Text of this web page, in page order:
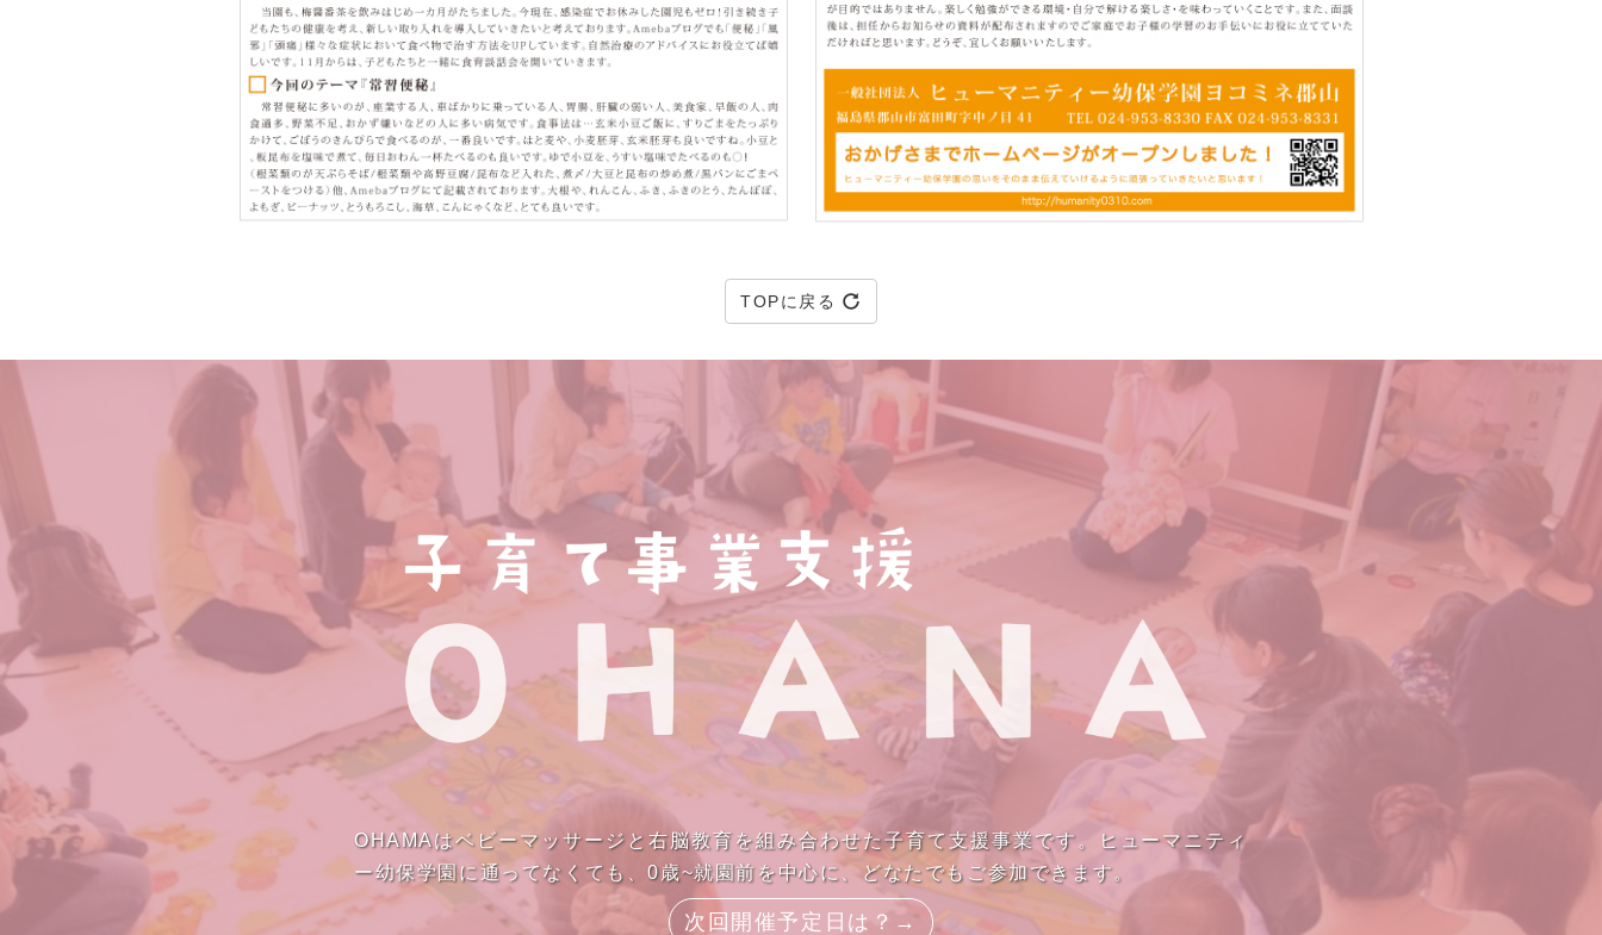
TOPに戻る
OHAMAはベビーマッサージと右脳教育を組み合わせた子育て支援事業です。ヒューマニティ
ー幼保学園に通ってなくても、0歳~就園前を中心に、どなたでもご参加できます。
次回開催予定日は？→